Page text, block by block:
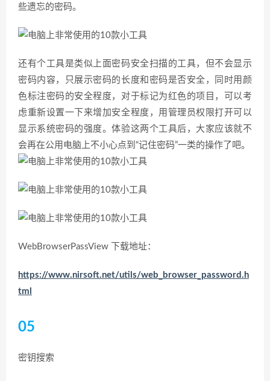
些遗忘的密码。
还有个工具是类似上面密码安全扫描的工具，但不会显示
密码内容，只展示密码的长度和密码是否安全，同时用颜
色标注密码的安全程度，对于标记为红色的项目，可以考
虑重新设置一下来增加安全程度，用管理员权限打开可以
显示系统密码的强度。体验这两个工具后，大家应该就不
会再在公用电脑上不小心点到“记住密码”一类的操作了吧。
WebBrowserPassView 下载地址：
https://www.nirsoft.net/utils/web_browser_password.h
tml
05
密钥搜索